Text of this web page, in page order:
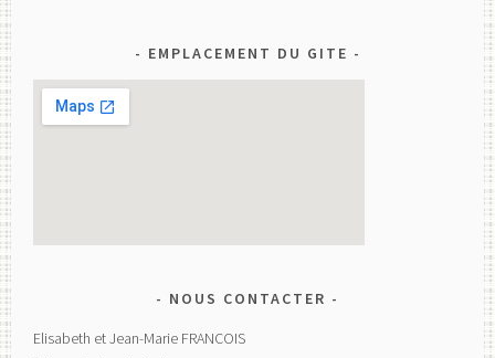
EMPLACEMENT DU GITE
NOUS CONTACTER
Elisabeth et Jean-Marie FRANCOIS